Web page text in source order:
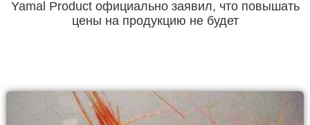
Yamal Product официально заявил, что повышать
цены на продукцию не будет